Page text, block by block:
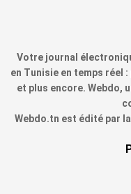
Votre journal
en Tunisie en temps réel
et plus encore. Webdo,
Webdo.tn est édité par la